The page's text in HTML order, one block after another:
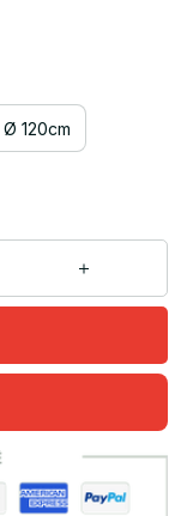
Ø 120cm